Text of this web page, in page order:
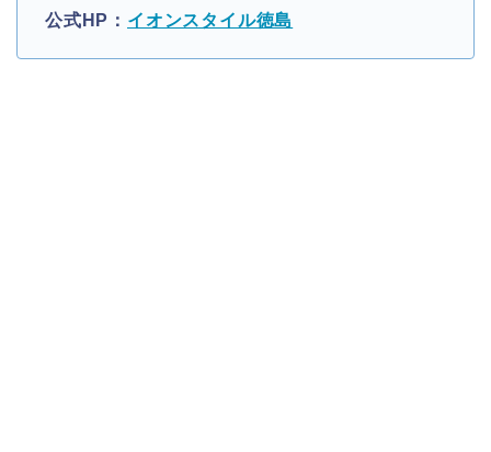
公式HP： イオンスタイル徳島